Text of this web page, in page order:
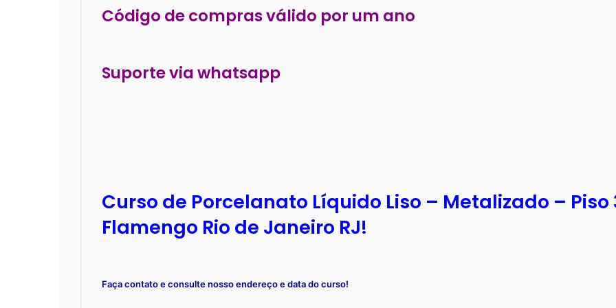
Código de compras válido por um ano
Suporte via whatsapp
Curso de Porcelanato Líquido Liso – Metalizado – Piso
Flamengo Rio de Janeiro RJ!
Faça contato e consulte nosso endereço e data do curso!